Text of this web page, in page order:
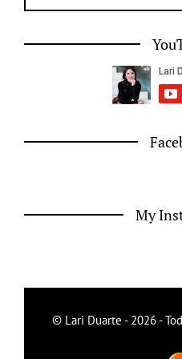
My
© Lari Duarte - 2026 -